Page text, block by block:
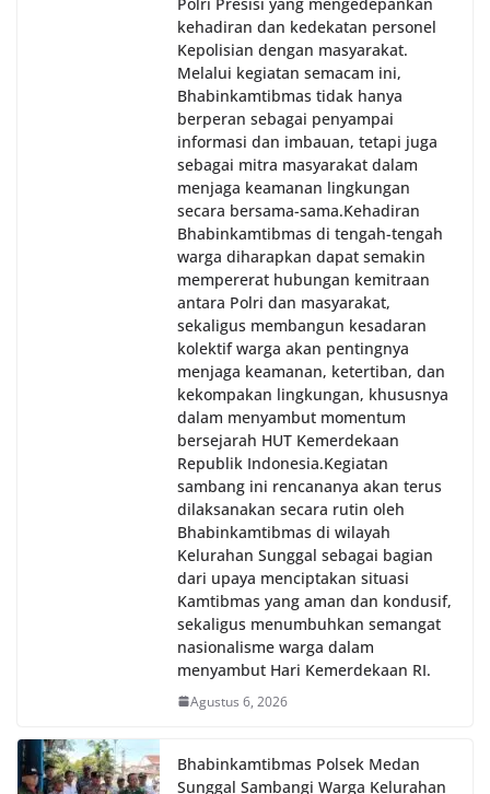
kehadiran dan kedekatan personel
Kepolisian dengan masyarakat.
Melalui kegiatan semacam ini,
Bhabinkamtibmas tidak hanya
berperan sebagai penyampai
informasi dan imbauan, tetapi juga
sebagai mitra masyarakat dalam
menjaga keamanan lingkungan
secara bersama-sama.‎‎Kehadiran
Bhabinkamtibmas di tengah-tengah
warga diharapkan dapat semakin
mempererat hubungan kemitraan
antara Polri dan masyarakat,
sekaligus membangun kesadaran
kolektif warga akan pentingnya
menjaga keamanan, ketertiban, dan
kekompakan lingkungan, khususnya
dalam menyambut momentum
bersejarah HUT Kemerdekaan
Republik Indonesia.‎Kegiatan
sambang ini rencananya akan terus
dilaksanakan secara rutin oleh
Bhabinkamtibmas di wilayah
Kelurahan Sunggal sebagai bagian
dari upaya menciptakan situasi
Kamtibmas yang aman dan kondusif,
sekaligus menumbuhkan semangat
nasionalisme warga dalam
menyambut Hari Kemerdekaan RI.
Agustus 6, 2026
Bhabinkamtibmas Polsek Medan
Sunggal Sambangi Warga Kelurahan